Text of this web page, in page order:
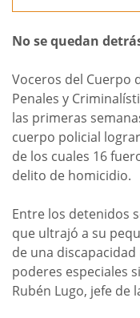
No se quedan
Voceros del Cuerpo
Penales y
las primeras
cuerpo policial
de los cuales 16
delito de homicidio.
Entre los detenidos
que ultrajó a su
de una discapacidad
poderes especiales
Rubén Lugo, jefe de